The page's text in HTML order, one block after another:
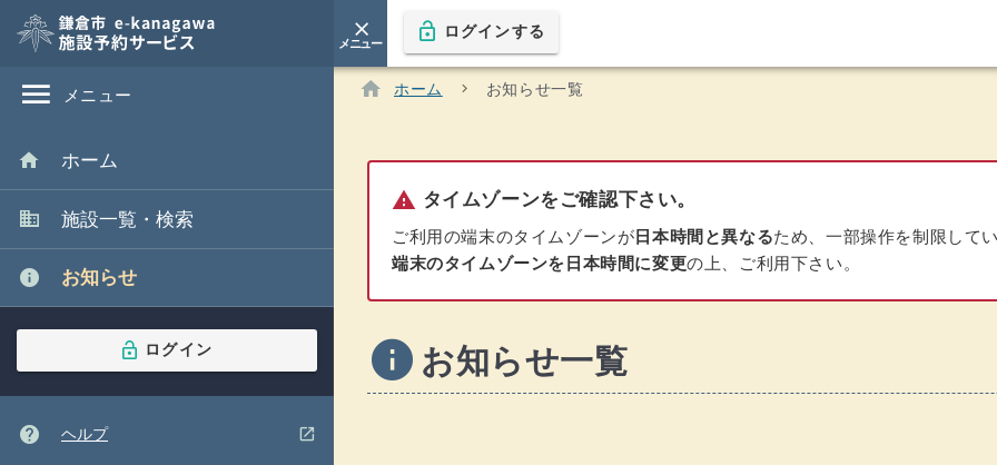
close
メニュー
閉じる
menu メニュー
home ホーム
domain 施設一覧・検索
info お知らせ
lock_open ログイン
help ヘルプ open_in_new
lock_open ログインする
home ホーム chevron_right お知らせ一覧
warning タイムゾーンをご確認下さい。
ご利用の端末のタイムゾーンが 日本時間と異なるため、一部操作を制限して
端末のタイムゾーンを日本時間に変更の上、ご利用下さい。
info お知らせ一覧